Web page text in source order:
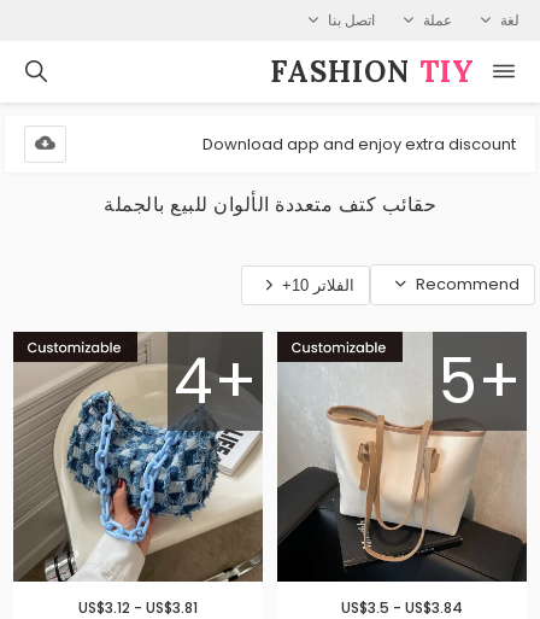
لغة عملة اتصل بنا
FASHION⁠ TIY
Download app and enjoy extra discount
حقائب كتف متعددة الألوان للبيع بالجملة
Recommend الفلاتر 10+
5+
US$3.5 - US$3.84
4+
US$3.12 - US$3.81